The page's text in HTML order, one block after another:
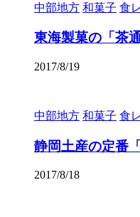
中部地方 和菓子 食
東海製菓の「茶
2017/8/19
中部地方 和菓子 食
静岡土産の定番
2017/8/18